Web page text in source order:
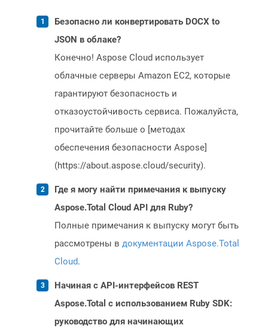
Безопасно ли конвертировать DOCX to
JSON в облаке?
Конечно! Aspose Cloud использует
облачные серверы Amazon EC2, которые
гарантируют безопасность и
отказоустойчивость сервиса. Пожалуйста,
прочитайте больше о [методах
обеспечения безопасности Aspose]
(https://about.aspose.cloud/security).
Где я могу найти примечания к выпуску
Aspose.Total Cloud API для Ruby?
Полные примечания к выпуску могут быть
рассмотрены в документации Aspose.Total
Cloud.
Начиная с API-интерфейсов REST
Aspose.Total с использованием Ruby SDK:
руководство для начинающих